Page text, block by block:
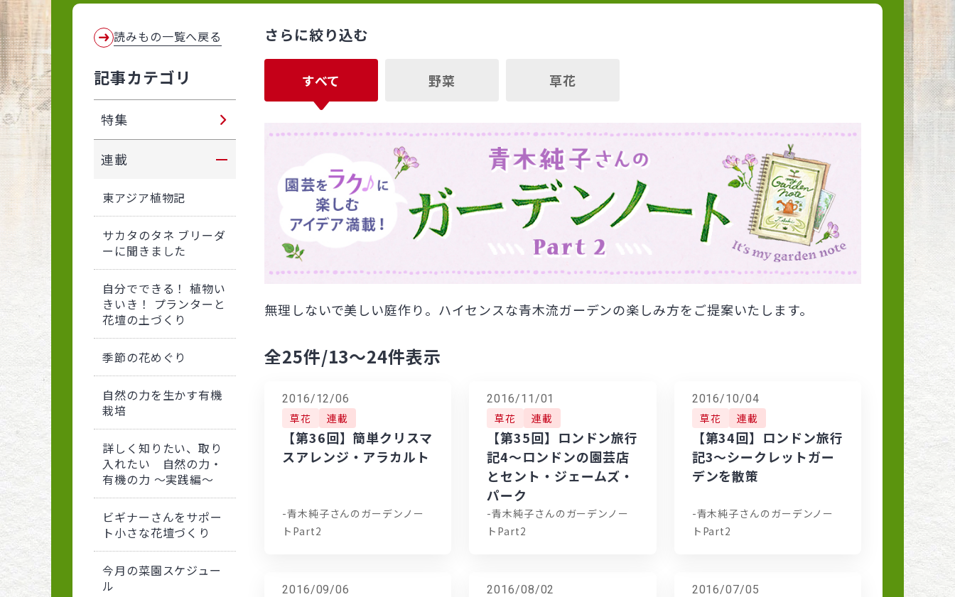
さらに絞り込む
すべて 野菜 草花
無理しないで美しい庭作り。ハイセンスな青木流ガーデンの楽しみ方をご提案いたします。
全25件/13～24件表示
2016/12/06
草花 連載
【第36回】簡単クリスマ
スアレンジ・アラカルト
-青木純子さんのガーデンノー
トPart2
2016/11/01
草花 連載
【第35回】ロンドン旅行
記4〜ロンドンの園芸店
とセント・ジェームズ・
パーク
-青木純子さんのガーデンノー
トPart2
2016/10/04
草花 連載
【第34回】ロンドン旅行
記3〜シークレットガー
デンを散策
-青木純子さんのガーデンノー
トPart2
2016/09/06 2016/08/02 2016/07/05
読みもの一覧へ戻る
記事カテゴリ
特集
連載
東アジア植物記
サカタのタネ ブリーダ
ーに聞きました
自分でできる！ 植物い
きいき！ プランターと
花壇の土づくり
季節の花めぐり
自然の力を生かす有機
栽培
詳しく知りたい、取り
入れたい 自然の力・
有機の力 〜実践編〜
ビギナーさんをサポー
ト小さな花壇づくり
今月の菜園スケジュー
ル